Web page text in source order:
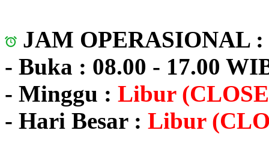
JAM OPERASIONAL :
- Buka : 08.00 - 17.00
- Minggu : Libur
- Hari Besar : Libur